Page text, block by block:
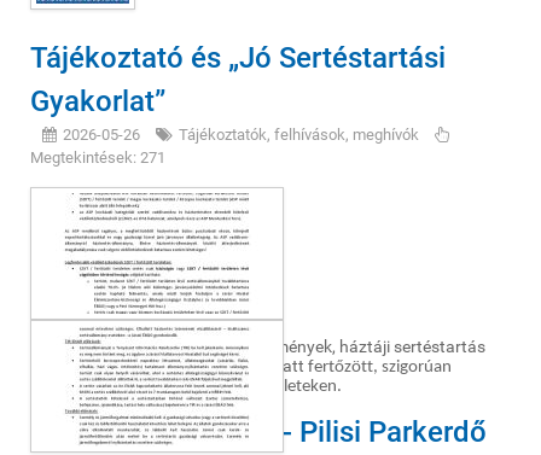
Tájékoztató és „Jó Sertéstartási
Gyakorlat”
2026-05-26
Tájékoztatók, felhívások, meghívók
Megtekintések: 271
Minimális járványvédelmi követelmények, háztáji sertéstartás
kapcsán az afrikai sertéspestis miatt fertőzött, szigorúan
korlátozott (SZKT) és fertőzött területeken.
Vadkár hirdetmény - Pilisi Parkerdő